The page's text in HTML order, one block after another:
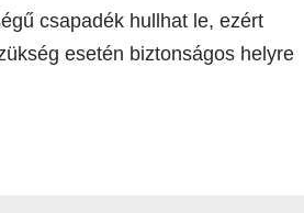
csapadék hullhat le, ezért
esetén biztonságos helyre